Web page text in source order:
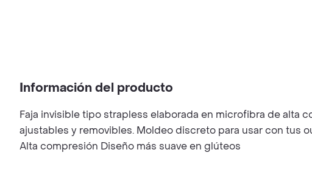
Información del producto
Faja invisible tipo strapless elaborada en microfibra de alta
ajustables y removibles. Moldeo discreto para usar con tus
Alta compresión Diseño más suave en glúteos